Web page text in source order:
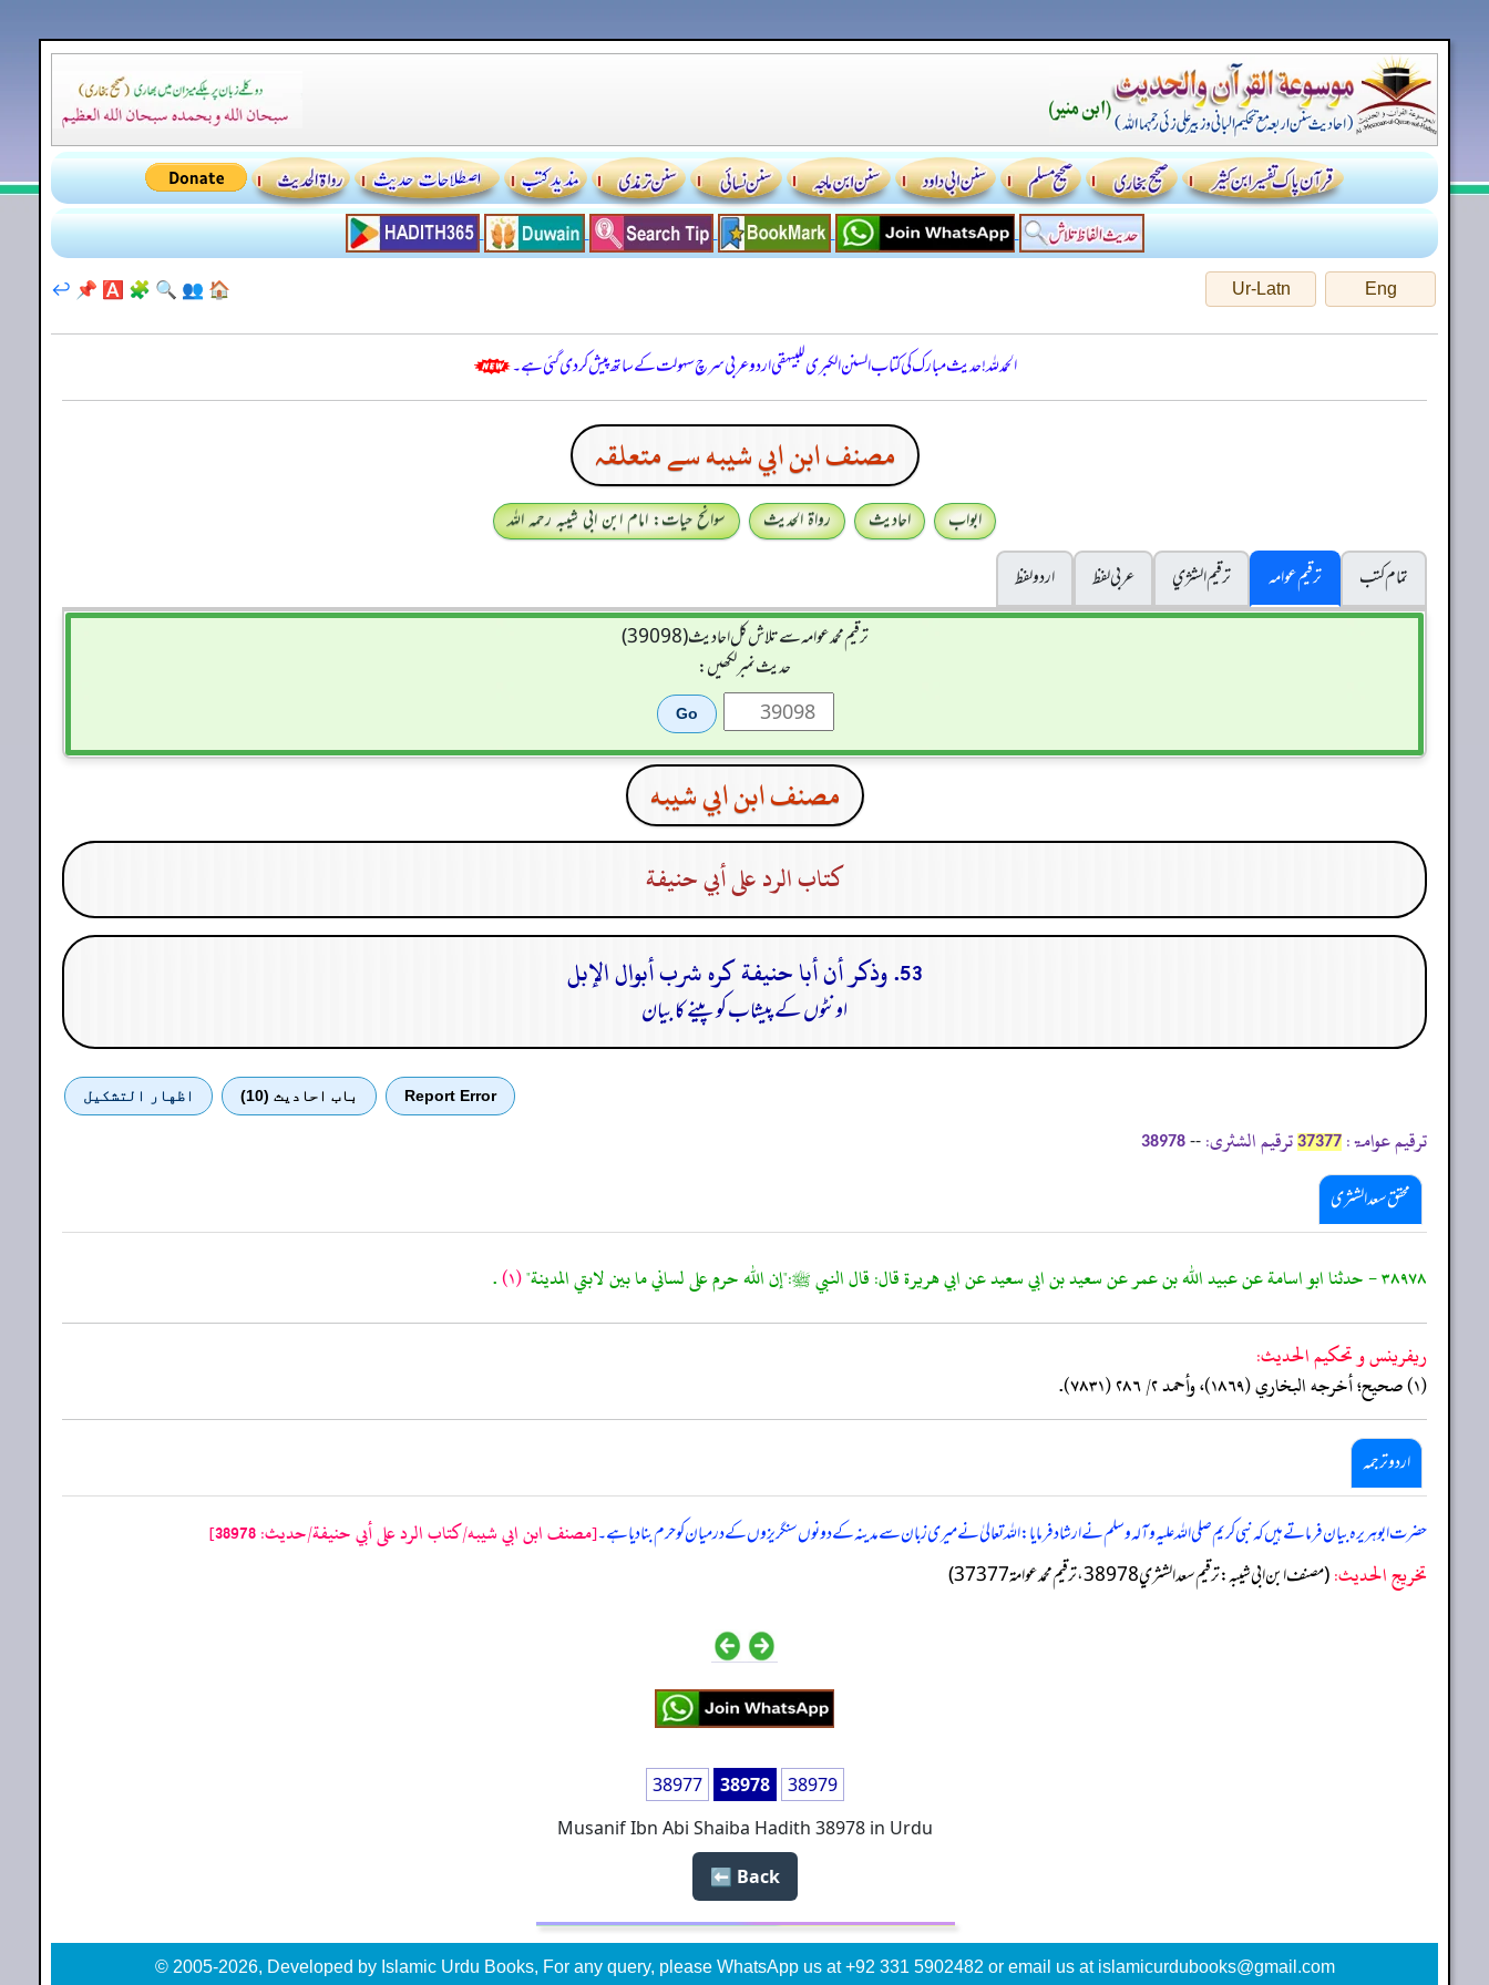
Eng
Ur-Latn
🏠
👥
🔍
🧩
🅰️
📌
↩️
الحمدللہ! حدیث مبارک کی کتاب السنن الكبرى للبيهقي اردو عربی سرچ سہولت کے ساتھ پیش کر دی گئی ہے۔
مصنف ابن ابي شيبه سے متعلقہ
ابواب احادیث رواۃ الحدیث
سوانح حیات: امام ابن ابی شیبہ رحمہ اللہ
تمام کتب
ترقیم عوامہ ترقيم الشژي عربی لفظ
اردو لفظ
ترقیم محمدعوامہ سے تلاش کل احادیث (39098)
حدیث نمبر لکھیں:
مصنف ابن ابي شيبه
كتاب الرد على أبي حنيفة
53. وذكر أن أبا حنيفة كره شرب أبوال الإبل
اونٹوں کے پیشاب کو پینے کا بیان
Report Error باب احادیث (10) اظهار التشكيل
ترقیم عوامۃ: 37377 ترقیم الشثری: --
38978
محقق سعد الشثری
٣٨٩٧٨ - حدثنا ابو اسامة عن عبيد الله بن عمر عن سعيد بن ابي سعيد عن ابي هريرة قال: قال النبي ﷺ:"إن الله حرم على لساني ما بين لابتي المدينة" (١) .
ريفرينس و تحكيم الحدیث:
(١) صحيح؛ أخرجه البخاري (١٨٦٩)، وأحمد ٢/ ٢٨٦ (٧٨٣١).
اردو ترجمہ
حضرت ابوہریرہ بیان فرماتے ہیں کہ نبی کریم صلی اللہ علیہ وآلہ وسلم نے ارشاد فرمایا: اللہ تعالیٰ نے میری زبان سے مدینہ کے دونوں سنگریزوں کے درمیان کو حرم بنادیا ہے۔[مصنف ابن ابي شيبه/كتاب الرد على أبي حنيفة/حدیث: 38978]
تخریج الحدیث:(مصنف ابن ابي شيبه: ترقيم سعد الشثري 38978، ترقيم محمد عوامة 37377)
38977 38978
38979
Musanif Ibn Abi Shaiba Hadith 38978 in Urdu
Back ⬅️
© 2005-2026, Developed by Islamic Urdu Books, For any query, please WhatsApp us at +92 331 5902482 or email us at islamicurdubooks@gmail.com